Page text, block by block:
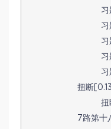
习
扭断
扭
7路第十